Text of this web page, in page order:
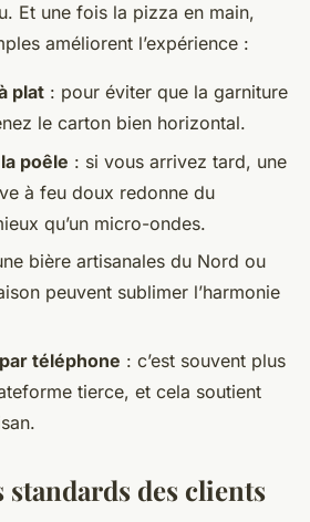
Et une fois la pizza en main,
améliorent l’expérience :
plat : pour éviter que la garniture
le carton bien horizontal.
poêle : si vous arrivez tard, une
à feu doux redonne du
qu’un micro-ondes.
bière artisanales du Nord ou
peuvent sublimer l’harmonie
téléphone : c’est souvent plus
tierce, et cela soutient
standards des clients